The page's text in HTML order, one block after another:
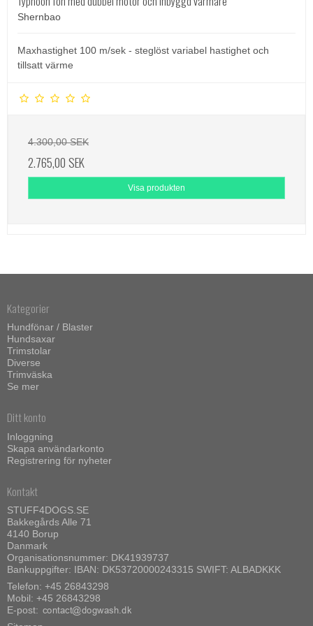
Shernbao
Maxhastighet 100 m/sek - steglöst variabel hastighet och
tillsatt värme
4.300,00 SEK
2.765,00 SEK
Visa produkten
Kategorier
Hundfönar / Blaster
Hundsaxar
Trimstolar
Diverse
Trimväska
Se mer
Ditt konto
Inloggning
Skapa användarkonto
Registrering för nyheter
Kontakt
STUFF4DOGS.SE
Bakkegårds Alle 71
4140 Borup
Danmark
Organisationsnummer: DK41939737
Bankuppgifter: IBAN: DK53720000243315 SWIFT: ALBADKKK
Telefon: +45 26843298
Mobil: +45 26843298
E-post: